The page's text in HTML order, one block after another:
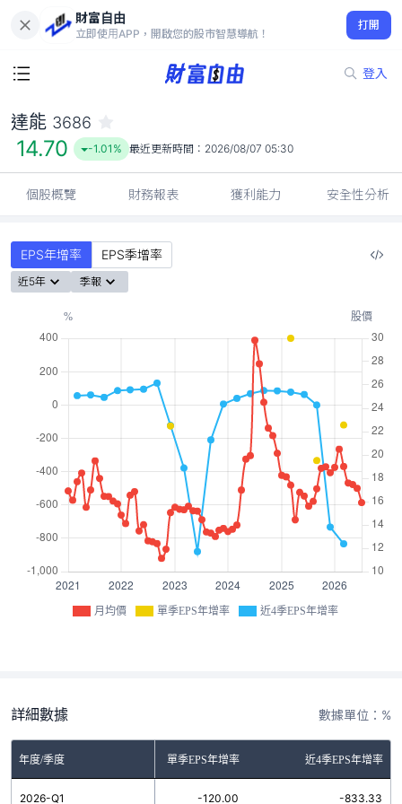
財富自由
立即使用APP，開啟您的股市智慧導航！
打開
登入
14.70
-1.01%
達能 3686
14.70 -1.01% 最近更新時間： 2026/08/07 05:30
個股概覽 財務報表 獲利能力 安全性分析
EPS年增率 EPS季增率
近5年 季報
月均價 單季EPS年增率 近4季EPS年增率
詳細數據 數據單位：%
年度/季度 單季EPS年增率 近4季EPS年增率
2026-Q1 -120.00 -833.33